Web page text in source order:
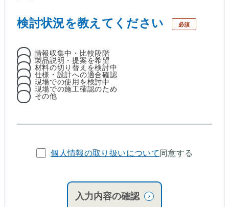
検討状況を教えてください 必須
情報収集中・比較段階
製品説明・提案を希望
材料の切り替えを検討中
仕様・設計への適合確認
現場での使用を検討中
現場での施工確認のため
その他
個人情報の取り扱いについて 同意する
入力内容の確認